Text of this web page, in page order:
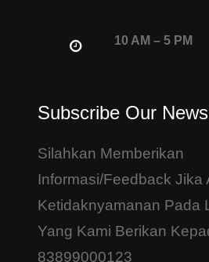
10 AM – 5 PM
Subscribe Our
Silahkan Memberikan
Informasi/feedback Jika
Ketidaknyamanan Pada
Yang Kami Berikan
83899000123